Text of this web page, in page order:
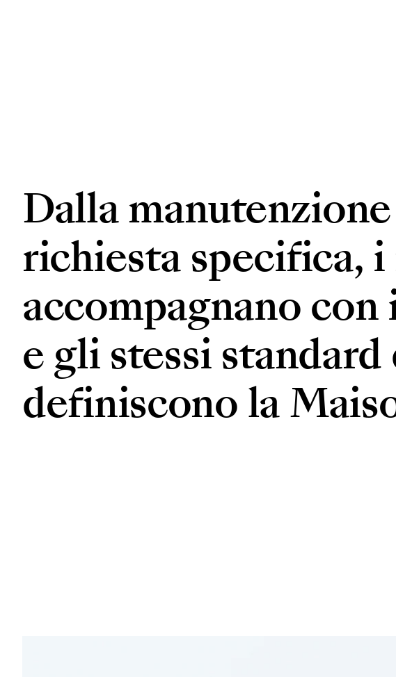
Dalla
richiesta specifica,
accompagnano
e gli stessi
definiscono la